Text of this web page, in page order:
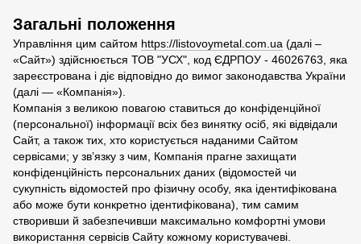
Загальні положення
Управління цим сайтом https://listovoymetal.com.ua (далі –
«Сайт») здійснюється ТОВ "УСХ", код ЄДРПОУ - 46026763, яка
зареєстрована і діє відповідно до вимог законодавства України
(далі — «Компанія»).
Компанія з великою повагою ставиться до конфіденційної
(персональної) інформації всіх без винятку осіб, які відвідали
Сайт, а також тих, хто користується наданими Сайтом
сервісами; у зв’язку з чим, Компанія прагне захищати
конфіденційність персональних даних (відомостей чи
сукупність відомостей про фізичну особу, яка ідентифікована
або може бути конкретно ідентифікована), тим самим
створивши й забезпечивши максимально комфортні умови
використання сервісів Сайту кожному користувачеві.